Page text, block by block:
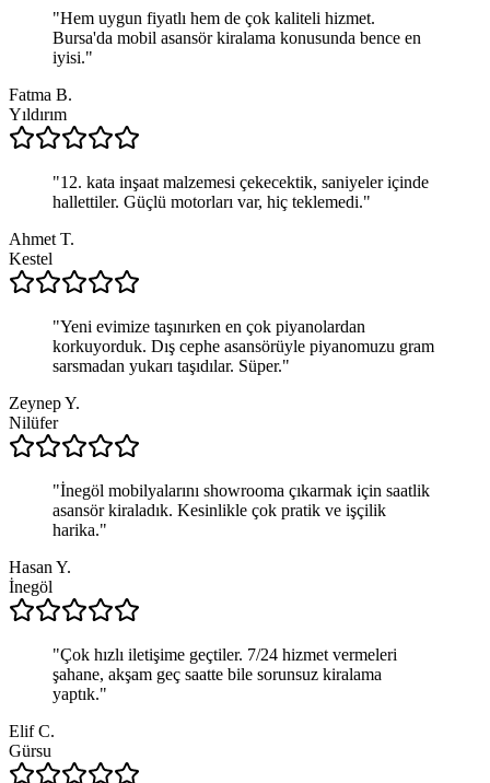
"Hem uygun fiyatlı hem de çok kaliteli hizmet.
Bursa'da mobil asansör kiralama konusunda bence en
iyisi."
Fatma B.
Yıldırım
"12. kata inşaat malzemesi çekecektik, saniyeler içinde
hallettiler. Güçlü motorları var, hiç teklemedi."
Ahmet T.
Kestel
"Yeni evimize taşınırken en çok piyanolardan
korkuyorduk. Dış cephe asansörüyle piyanomuzu gram
sarsmadan yukarı taşıdılar. Süper."
Zeynep Y.
Nilüfer
"İnegöl mobilyalarını showrooma çıkarmak için saatlik
asansör kiraladık. Kesinlikle çok pratik ve işçilik
harika."
Hasan Y.
İnegöl
"Çok hızlı iletişime geçtiler. 7/24 hizmet vermeleri
şahane, akşam geç saatte bile sorunsuz kiralama
yaptık."
Elif C.
Gürsu